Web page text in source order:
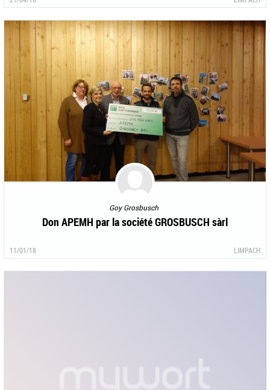
Goy Grosbusch
Don APEMH par la société GROSBUSCH sàrl
11/01/18 LIMPACH